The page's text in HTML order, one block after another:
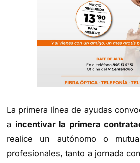
La primera línea de ayudas
a incentivar la primera
realice un autónomo o
profesionales, tanto a jornada